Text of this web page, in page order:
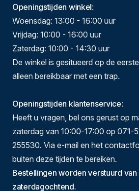
Openingstijden winkel:
Woensdag: 13:00 - 16:00 uur
Vrijdag: 10:00 - 16:00 uur
Zaterdag: 10:00 - 14:30 uur
De winkel is gesitueerd op de
alleen bereikbaar met een trap.
Openingstijden klantenservice:
Heeft u vragen, bel ons gerust op
zaterdag van 10:00-17:00 op 071-
255530. Via e-mail en het
buiten deze tijden te bereiken.
Bestellingen worden verstuurd
zaterdagochtend.